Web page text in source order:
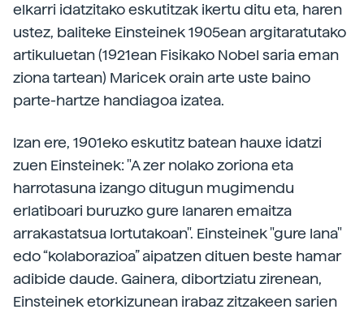
elkarri idatzitako eskutitzak ikertu ditu eta, haren
ustez, baliteke Einsteinek 1905ean argitaratutako
artikuluetan (1921ean Fisikako Nobel saria eman
ziona tartean) Maricek orain arte uste baino
parte-hartze handiagoa izatea.
Izan ere, 1901eko eskutitz batean hauxe idatzi
zuen Einsteinek: "A zer nolako zoriona eta
harrotasuna izango ditugun mugimendu
erlatiboari buruzko gure lanaren emaitza
arrakastatsua lortutakoan". Einsteinek "gure lana"
edo “kolaborazioa” aipatzen dituen beste hamar
adibide daude. Gainera, dibortziatu zirenean,
Einsteinek etorkizunean irabaz zitzakeen sarien